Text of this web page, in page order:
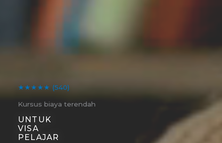
★★★★★ (540)
Kursus biaya terendah
UNTUK
VISA
PELAJAR